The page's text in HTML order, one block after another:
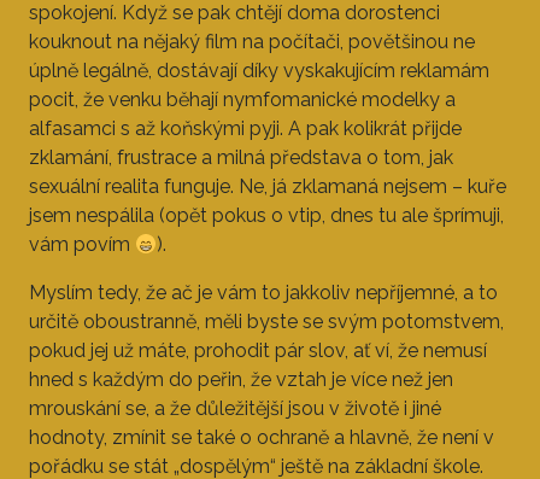
spokojení. Když se pak chtějí doma dorostenci
kouknout na nějaký film na počítači, povětšinou ne
úplně legálně, dostávají díky vyskakujícím reklamám
pocit, že venku běhají nymfomanické modelky a
alfasamci s až koňskými pyji. A pak kolikrát přijde
zklamání, frustrace a milná představa o tom, jak
sexuální realita funguje. Ne, já zklamaná nejsem – kuře
jsem nespálila (opět pokus o vtip, dnes tu ale šprímuji,
vám povím
).
Myslím tedy, že ač je vám to jakkoliv nepříjemné, a to
určitě oboustranně, měli byste se svým potomstvem,
pokud jej už máte, prohodit pár slov, ať ví, že nemusí
hned s každým do peřin, že vztah je více než jen
mrouskání se, a že důležitější jsou v životě i jiné
hodnoty, zmínit se také o ochraně a hlavně, že není v
pořádku se stát „dospělým“ ještě na základní škole.